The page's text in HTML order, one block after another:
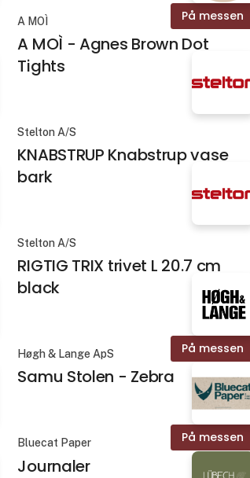
På messen
A MOÌ
A MOÌ - Agnes Brown Dot
Tights
Stelton A/S
KNABSTRUP Knabstrup vase
bark
Stelton A/S
RIGTIG TRIX trivet L 20.7 cm
black
På messen
Høgh & Lange ApS
Samu Stolen - Zebra
På messen
Bluecat Paper
Journaler